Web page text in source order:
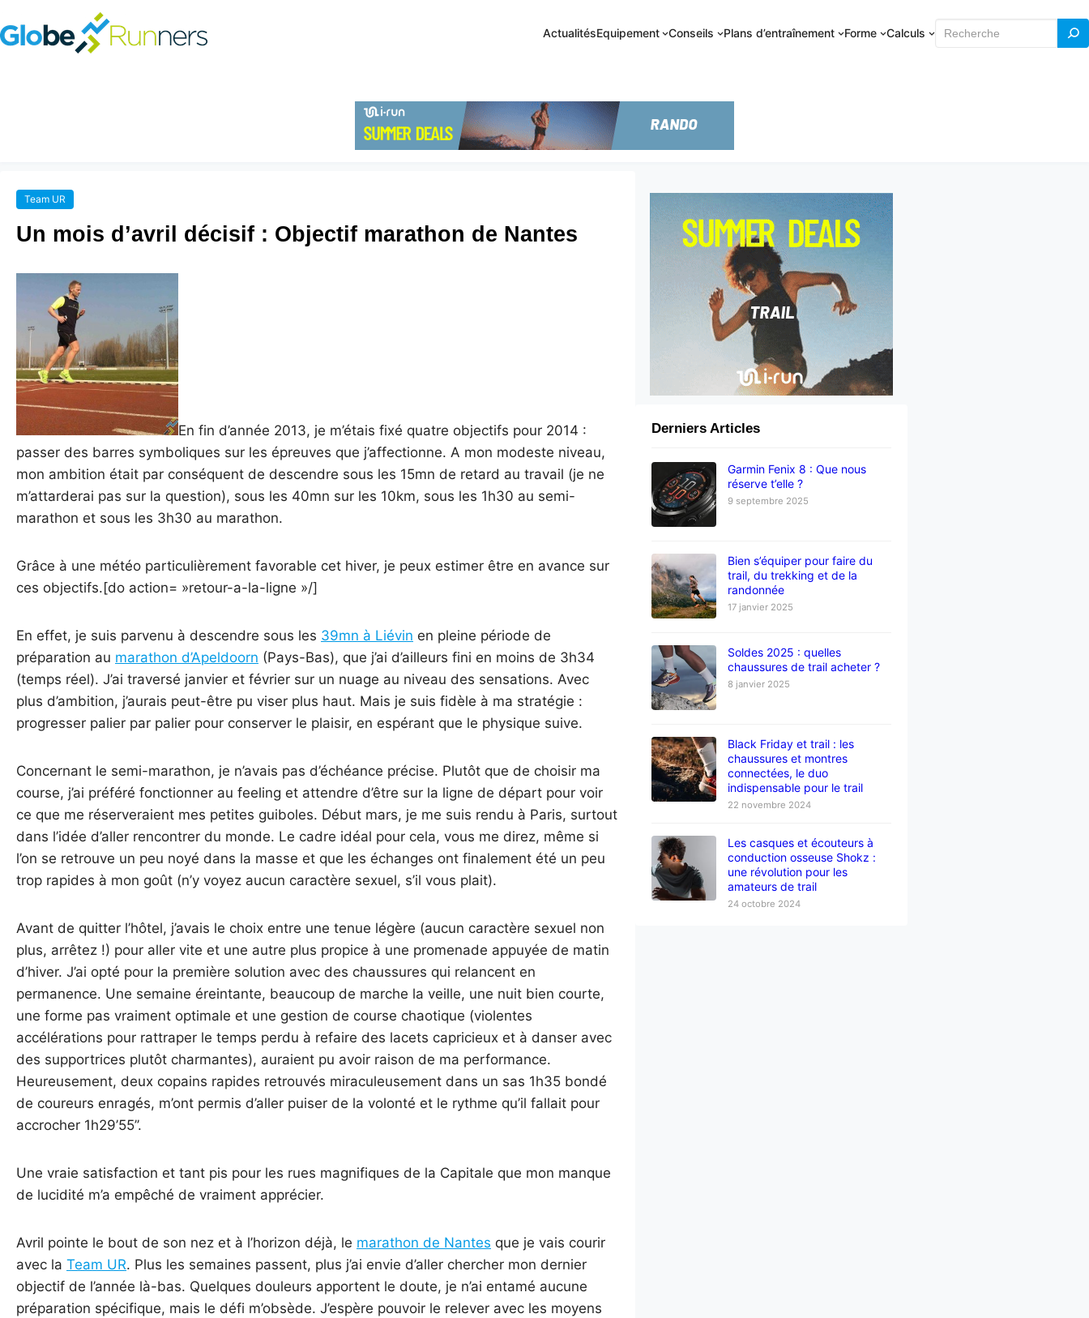
ActualitésEquipement Conseils Plans d’entraînement Forme Calculs Rechercher
Team UR
Un mois d’avril décisif : Objectif marathon de Nantes
En fin d’année 2013, je m’étais fixé quatre objectifs pour 2014 :
passer des barres symboliques sur les épreuves que j’affectionne. A mon modeste niveau,
mon ambition était par conséquent de descendre sous les 15mn de retard au travail (je ne
m’attarderai pas sur la question), sous les 40mn sur les 10km, sous les 1h30 au semi-
marathon et sous les 3h30 au marathon.
Grâce à une météo particulièrement favorable cet hiver, je peux estimer être en avance sur
ces objectifs.[do action= »retour-a-la-ligne »/]
En effet, je suis parvenu à descendre sous les 39mn à Liévin en pleine période de
préparation au marathon d’Apeldoorn (Pays-Bas), que j’ai d’ailleurs fini en moins de 3h34
(temps réel). J’ai traversé janvier et février sur un nuage au niveau des sensations. Avec
plus d’ambition, j’aurais peut-être pu viser plus haut. Mais je suis fidèle à ma stratégie :
progresser palier par palier pour conserver le plaisir, en espérant que le physique suive.
Concernant le semi-marathon, je n’avais pas d’échéance précise. Plutôt que de choisir ma
course, j’ai préféré fonctionner au feeling et attendre d’être sur la ligne de départ pour voir
ce que me réserveraient mes petites guiboles. Début mars, je me suis rendu à Paris, surtout
dans l’idée d’aller rencontrer du monde. Le cadre idéal pour cela, vous me direz, même si
l’on se retrouve un peu noyé dans la masse et que les échanges ont finalement été un peu
trop rapides à mon goût (n’y voyez aucun caractère sexuel, s’il vous plait).
Avant de quitter l’hôtel, j’avais le choix entre une tenue légère (aucun caractère sexuel non
plus, arrêtez !) pour aller vite et une autre plus propice à une promenade appuyée de matin
d’hiver. J’ai opté pour la première solution avec des chaussures qui relancent en
permanence. Une semaine éreintante, beaucoup de marche la veille, une nuit bien courte,
une forme pas vraiment optimale et une gestion de course chaotique (violentes
accélérations pour rattraper le temps perdu à refaire des lacets capricieux et à danser avec
des supportrices plutôt charmantes), auraient pu avoir raison de ma performance.
Heureusement, deux copains rapides retrouvés miraculeusement dans un sas 1h35 bondé
de coureurs enragés, m’ont permis d’aller puiser de la volonté et le rythme qu’il fallait pour
accrocher 1h29’55’’.
Une vraie satisfaction et tant pis pour les rues magnifiques de la Capitale que mon manque
de lucidité m’a empêché de vraiment apprécier.
Avril pointe le bout de son nez et à l’horizon déjà, le marathon de Nantes que je vais courir
avec la Team UR. Plus les semaines passent, plus j’ai envie d’aller chercher mon dernier
objectif de l’année là-bas. Quelques douleurs apportent le doute, je n’ai entamé aucune
préparation spécifique, mais le défi m’obsède. J’espère pouvoir le relever avec les moyens
Derniers Articles
Garmin Fenix 8 : Que nous
réserve t’elle ?
9 septembre 2025
Bien s’équiper pour faire du
trail, du trekking et de la
randonnée
17 janvier 2025
Soldes 2025 : quelles
chaussures de trail acheter ?
8 janvier 2025
Black Friday et trail : les
chaussures et montres
connectées, le duo
indispensable pour le trail
22 novembre 2024
Les casques et écouteurs à
conduction osseuse Shokz :
une révolution pour les
amateurs de trail
24 octobre 2024